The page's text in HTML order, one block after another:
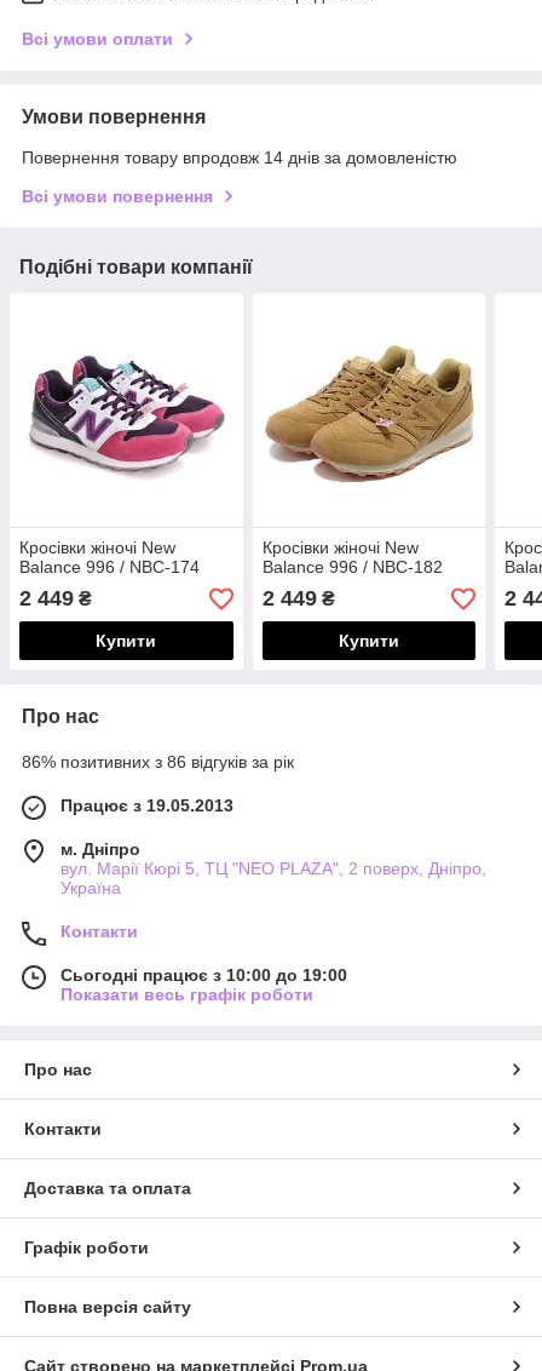
Всі умови оплати
Умови повернення
Повернення товару впродовж 14 днів за домовленістю
Всі умови повернення
Подібні товари компанії
Кросівки жіночі New
Balance 996 / NBC-174
2 449 ₴
Купити
Кросівки жіночі New
Balance 996 / NBC-182
2 449₴
Купити
2
Про нас
86% позитивних з 86 відгуків за рік
Працює з 19.05.2013
м. Дніпро
вул. Марії Кюрі 5, ТЦ "NEO PLAZA", 2 поверх, Дніпро,
Україна
Контакти
Сьогодні працює з 10:00 до 19:00
Показати весь графік роботи
Про нас
Контакти
Доставка та оплата
Графік роботи
Повна версія сайту
Сайт створено на маркетплейсі Prom.ua